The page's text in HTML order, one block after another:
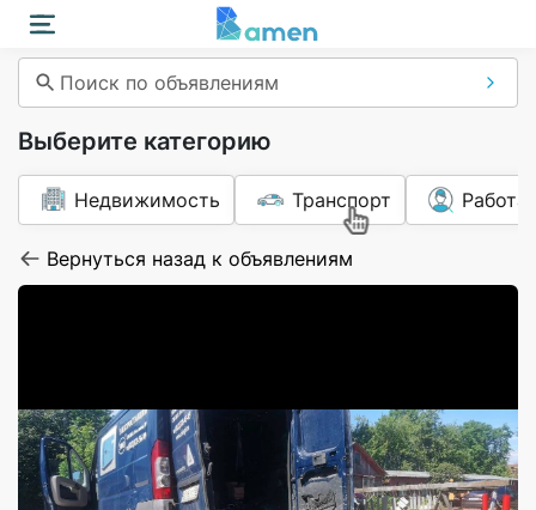
Поиск по объявлениям
Выберите категорию
Недвижимость Транспорт Работа
Вернуться назад к объявлениям